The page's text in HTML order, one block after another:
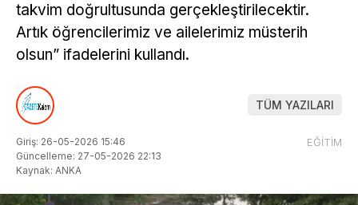
takvim doğrultusunda gerçekleştirilecektir.
Artık öğrencilerimiz ve ailelerimiz müsterih
olsun” ifadelerini kullandı.
TÜM YAZILARI
Giriş: 26-05-2026 15:46
Güncelleme: 27-05-2026 22:13
Kaynak: ANKA
EĞİTİM